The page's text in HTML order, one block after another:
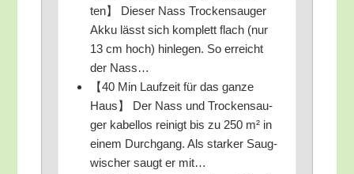
ten】 Die­ser Nass Tro­cken­sau­ger
Akku lässt sich kom­plett flach (nur
13 cm hoch) hin­le­gen. So erreicht
der Nass…
【40 Min Lauf­zeit für das gan­ze
Haus】 Der Nass und Tro­cken­sau­
ger kabel­los rei­nigt bis zu 250 m² in
einem Durch­gang. Als star­ker Saug­
wi­scher saugt er mit…